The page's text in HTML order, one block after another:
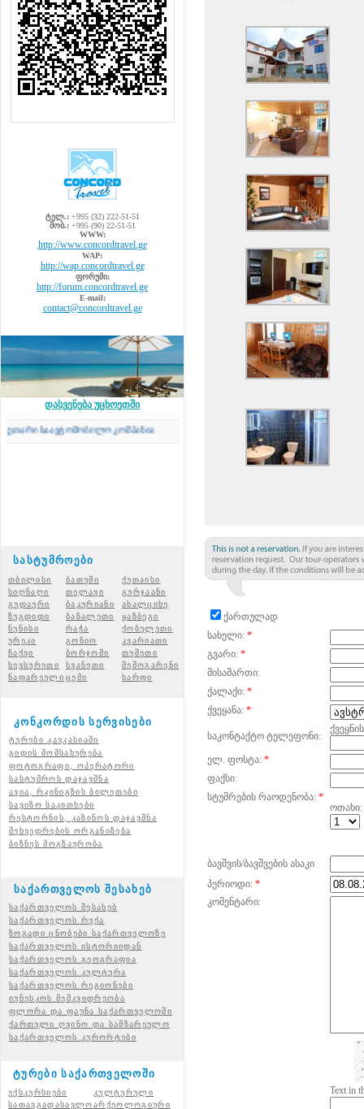
ტელ.:+995 (32) 222-51-51
მობ.:+995 (90) 22-51-51
WWW:
http://www.concordtravel.ge
WAP:
http://wap.concordtravel.ge
ფორუმი:
http://forum.concordtravel.ge
E-mail:
contact@concordtravel.ge
დასვენება უცხოეთში
საავტომობილო კომპანია
სასტუმროები
თბილისი ბათუმი
ქუთაისი
სიღნაღი
თელავი
გურჯაანი
გუდაური
ბაკურიანი ახალციხე
ზუგდიდი
ბაზალეთი
ყაზბეგი
ნუნისი
რაჭა
ქობულეთი
ურეკი
გონიო
კვარიათი
ჩაქვი
ბორჯომი
თუშეთი
ხევსურეთი
სვანეთი
შემოგარენი
ნაფარეული ცემი სარფი
კონკორდის სერვისები
ტურები კავკასიაში
გიდის მომსახურება
ფოტოგრაფი, ოპერატორი
სასტუმროს დაჯავშნა
ავია, რკინიგზის ბილეთები
სავიზო საკითხები
რესტორნის, კაზინოს დაჯავშნა
შეხვედრების ორგანიზება
ბიზნეს მოგზაურობა
საქართველოს შესახებ
საქართველოს შესახებ
საქართველოს რუქა
ზოგადი ცნობები საქართველოზე
საქართველოს ისტორიიდან
საქართველოს გეოგრაფია
საქართველოს კულტურა
საქართველოს რეგიონები
იუნესკოს მემკვიდრეობა
ფლორა და ფაუნა საქართველოში
ქართული ღვინო და სამზარეულო
საქართველოს კურორტები
ტურები საქართველოში
ექსკურსიები
კულტურული
სათავგადასავლოარქეოლოგიური
ქართულად
სახელი: *
გვარი: *
მისამართი:
ქალაქი: *
ქვეყანა: *
საკონტაქტო ტელეფონი:
ელ. ფოსტა: *
ფაქსი:
სტუმრების რაოდენობა: *
ოთახი:
ბავშვის/ბავშვების ასაკი
პერიოდი: *
კომენტარი:
Text in